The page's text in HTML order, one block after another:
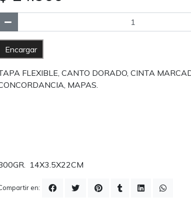
Encargar
FLEXIBLE, CANTO DORADO, CINTA
MAPAS.
14X3.5X22CM
en: